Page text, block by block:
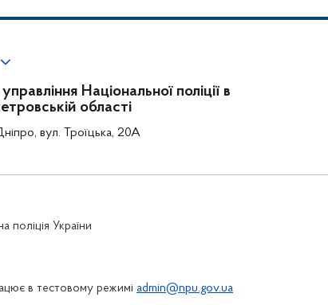
Національної поліції в
області
вул. Троїцька, 20А
поліція України
в тестовому режимі admin@npu.gov.ua